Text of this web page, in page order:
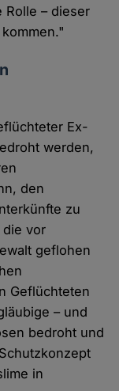
Rolle – dieser
Ex-
werden,
den
zu
vor
geflohen
Geflüchteten
– und
bedroht und
in